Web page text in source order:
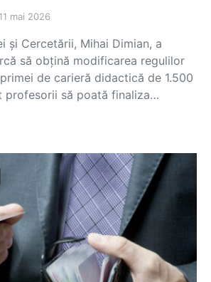
11 mai 2026
și Cercetării, Mihai Dimian, a
să obțină modificarea regulilor
de carieră didactică de 1.500
profesorii să poată finaliza…